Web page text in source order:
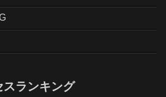
ランキング